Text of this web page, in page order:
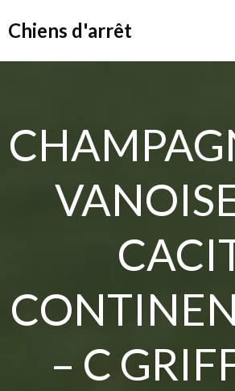
Chiens d'arrêt
– C